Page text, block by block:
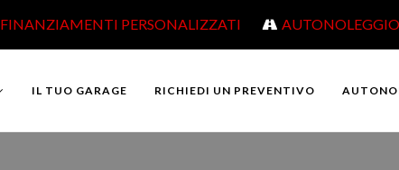
FINANZIAMENTI PERSONALIZZATI AUTONOLEGGIO
IL TUO GARAGE RICHIEDI UN PREVENTIVO